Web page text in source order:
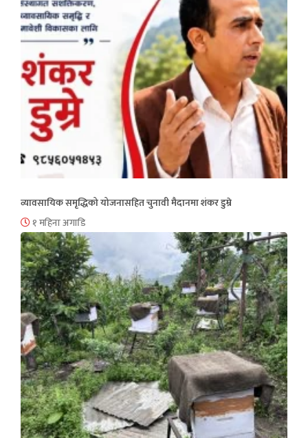
व्यावसायिक समृद्धिको योजनासहित चुनावी मैदानमा शंकर डुम्रे
१ महिना अगाडि